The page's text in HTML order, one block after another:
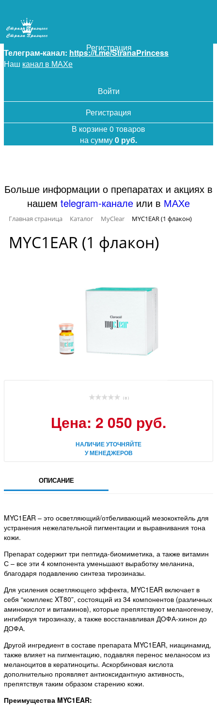
+7 (925) 5-619-619
Телеграм-канал: https://t.me/StranaPrincess
Наш канал в МАХе
Войти
Регистрация
В корзине 0 товаров
на сумму0 руб.
Больше информации о препаратах и акциях в
нашем telegram-канале или в МАХе
Главная страница Каталог MyClear MYC1EAR (1 флакон)
MYC1EAR (1 флакон)
( 0 )
Цена: 2 050 руб.
НАЛИЧИЕ УТОЧНЯЙТЕ
У МЕНЕДЖЕРОВ
ОПИСАНИЕ
MYC1EAR – это осветляющий/отбеливающий мезококтейль для
устранения нежелательной пигментации и выравнивания тона
кожи.
Препарат содержит три пептида-биомиметика, а также витамин
С – все эти 4 компонента уменьшают выработку меланина,
благодаря подавлению синтеза тирозиназы.
Для усиления осветляющего эффекта, MYC1EAR включает в
себя “комплекс XT80”, состоящий из 34 компонентов (различных
аминокислот и витаминов), которые препятствуют меланогенезу,
ингибируя тирозиназу, а также восстанавливая ДОФА-хинон до
ДОФА.
Другой ингредиент в составе препарата MYC1EAR, ниацинамид,
также влияет на пигментацию, подавляя перенос меланосом из
меланоцитов в кератиноциты. Аскорбиновая кислота
дополнительно проявляет антиоксидантную активность,
препятствуя таким образом старению кожи.
Преимущества MYC1EAR:
Регистрация